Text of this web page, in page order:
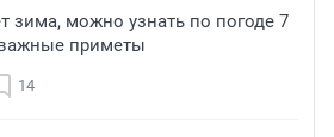
зима, можно узнать по погоде 7
приметы
14